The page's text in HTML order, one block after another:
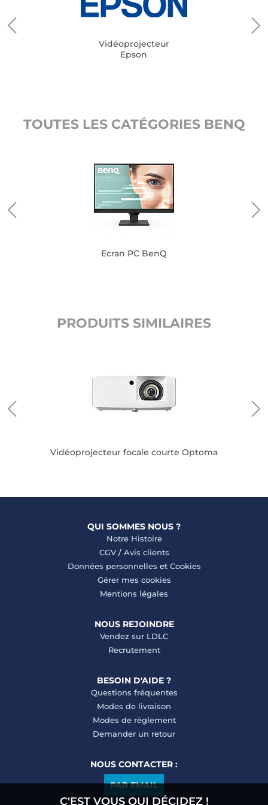
Vidéoprojecteur
Epson
TOUTES LES CATÉGORIES BENQ
Ecran PC BenQ
PRODUITS SIMILAIRES
Vidéoprojecteur focale courte Optoma
QUI SOMMES NOUS ?
Notre Histoire
CGV/ Avis clients
Données personnelles et Cookies
Gérer mes cookies
Mentions légales
NOUS REJOINDRE
Vendez sur LDLC
Recrutement
BESOIN D'AIDE ?
Questions fréquentes
Modes de livraison
Modes de règlement
Demander un retour
NOUS CONTACTER :
PAR EMAIL
C'EST VOUS QUI DÉCIDEZ !